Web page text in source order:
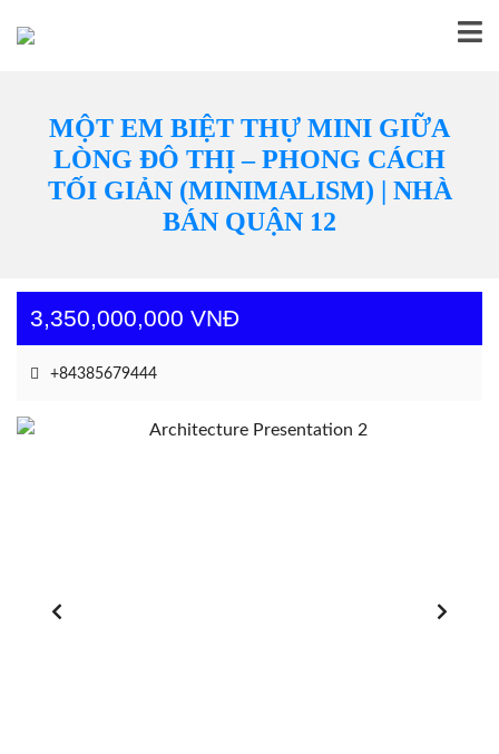
MỘT EM BIỆT THỰ MINI GIỮA
LÒNG ĐÔ THỊ – PHONG CÁCH
TỐI GIẢN (MINIMALISM) | NHÀ
BÁN QUẬN 12
3,350,000,000 VNĐ
+84385679444